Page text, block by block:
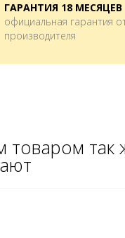
ГАРАНТИЯ 18 МЕСЯЦЕВ
официальная гарантия
производителя
товаром так